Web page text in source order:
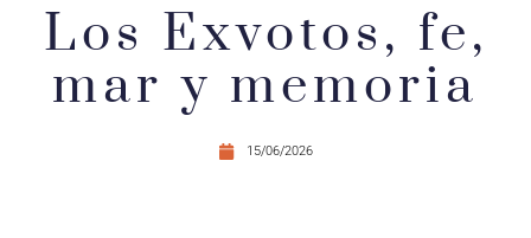
Los Exvotos, fe,
mar y memoria
15/06/2026